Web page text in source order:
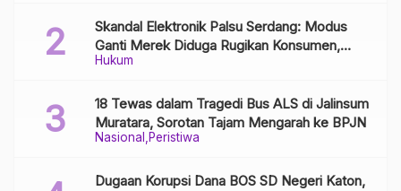
Hukum
Skandal Elektronik Palsu Serdang: Modus
Ganti Merek Diduga Rugikan Konsumen,
Aparat Diminta Bongkar Jaringan Distribusi
Nasional Peristiwa
18 Tewas dalam Tragedi Bus ALS di Jalinsum
Muratara, Sorotan Tajam Mengarah ke BPJN
Dugaan Korupsi Dana BOS SD Negeri Katon,